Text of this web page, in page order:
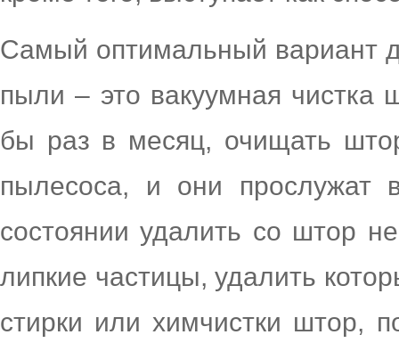
Самый оптимальный вариант
пыли – это вакуумная чистка
бы раз в месяц, очищать
пылесоса, и они
состоянии удалить со штор
липкие частицы, удалить
стирки или химчистки штор,